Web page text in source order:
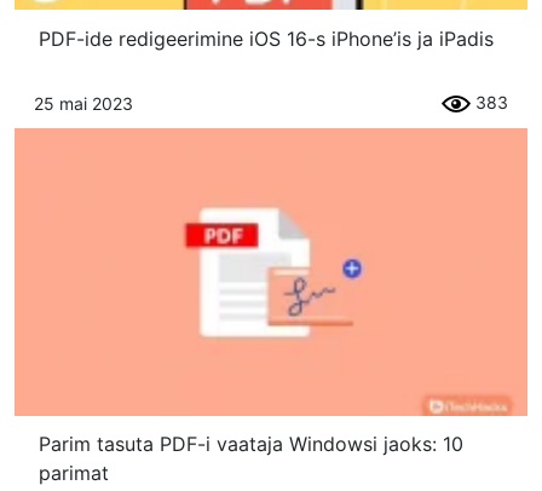
PDF-ide redigeerimine iOS 16-s iPhone’is ja iPadis
25 mai 2023 383
Parim tasuta PDF-i vaataja Windowsi jaoks: 10
parimat